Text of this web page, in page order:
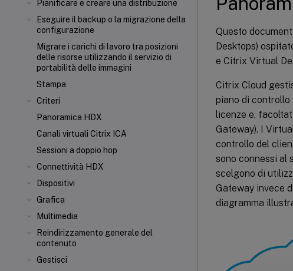
Pianificare e creare una distribuzione
Eseguire il backup o la migrazione della
configurazione
Migrare i carichi di lavoro tra posizioni
delle risorse utilizzando il servizio di
portabilità delle immagini
Stampa
Criteri
Panoramica HDX
Canali virtuali Citrix ICA
Sessioni a doppio hop
Connettività HDX
Dispositivi
Grafica
Multimedia
Reindirizzamento generale del
contenuto
Gestisci
Questo
Desktops)
e Citrix Virtual
Citrix Cloud
piano di controllo
licenze e,
Gateway). I
controllo del
sono connessi al
scelgono di
Gateway invece
diagramma